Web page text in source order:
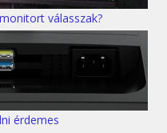
válasszak?
érdemes